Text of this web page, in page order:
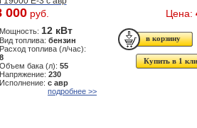
000 руб.
Мощность: 12 кВт
Вид топлива: бензин
Расход топлива (л/час):
8
Объем бака (л): 55
Напряжение: 230
Исполнение: с авр
подробнее >>
Цена:
Купить в 1